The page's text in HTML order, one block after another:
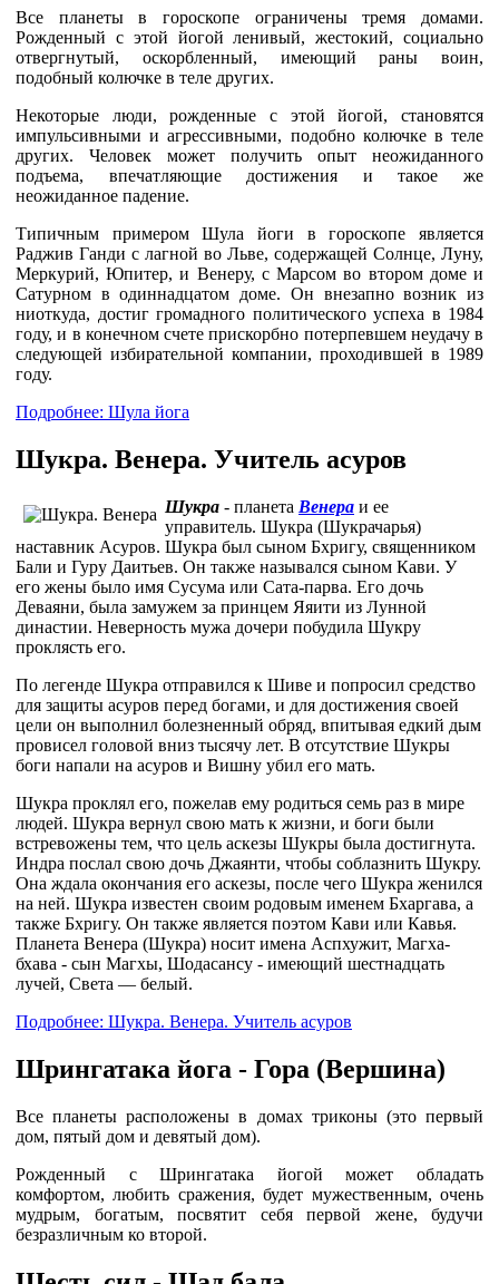
Все планеты в гороскопе ограничены тремя домами.
Рожденный с этой йогой ленивый, жестокий, социально
отвергнутый, оскорбленный, имеющий раны воин,
подобный колючке в теле других.
Некоторые люди, рожденные с этой йогой, становятся
импульсивными и агрессивными, подобно колючке в теле
других. Человек может получить опыт неожиданного
подъема, впечатляющие достижения и такое же
неожиданное падение.
Типичным примером Шула йоги в гороскопе является
Раджив Ганди с лагной во Льве, содержащей Солнце, Луну,
Меркурий, Юпитер, и Венеру, с Марсом во втором доме и
Сатурном в одиннадцатом доме. Он внезапно возник из
ниоткуда, достиг громадного политического успеха в 1984
году, и в конечном счете прискорбно потерпевшем неудачу в
следующей избирательной компании, проходившей в 1989
году.
Подробнее: Шула йога
Шукра. Венера. Учитель асуров
Шукра - планета Венера и ее
управитель. Шукра (Шукрачарья)
наставник Асуров. Шукра был сыном Бхригу, священником
Бали и Гуру Даитьев. Он также назывался сыном Кави. У
его жены было имя Сусума или Сата-парва. Его дочь
Деваяни, была замужем за принцем Яяити из Лунной
династии. Неверность мужа дочери побудила Шукру
проклясть его.
По легенде Шукра отправился к Шиве и попросил средство
для защиты асуров перед богами, и для достижения своей
цели он выполнил болезненный обряд, впитывая едкий дым
провисел головой вниз тысячу лет. В отсутствие Шукры
боги напали на асуров и Вишну убил его мать.
Шукра проклял его, пожелав ему родиться семь раз в мире
людей. Шукра вернул свою мать к жизни, и боги были
встревожены тем, что цель аскезы Шукры была достигнута.
Индра послал свою дочь Джаянти, чтобы соблазнить Шукру.
Она ждала окончания его аскезы, после чего Шукра женился
на ней. Шукра известен своим родовым именем Бхаргава, а
также Бхригу. Он также является поэтом Кави или Кавья.
Планета Венера (Шукра) носит имена Аспхужит, Магха-
бхава - сын Магхы, Шодасансу - имеющий шестнадцать
лучей, Света — белый.
Подробнее: Шукра. Венера. Учитель асуров
Шрингатака йога - Гора (Вершина)
Все планеты расположены в домах триконы (это первый
дом, пятый дом и девятый дом).
Рожденный с Шрингатака йогой может обладать
комфортом, любить сражения, будет мужественным, очень
мудрым, богатым, посвятит себя первой жене, будучи
безразличным ко второй.